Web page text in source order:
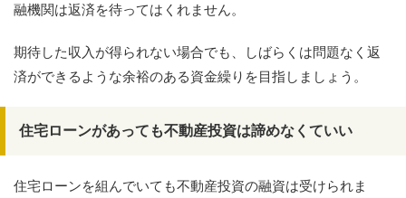
融機関は返済を待ってはくれません。
期待した収入が得られない場合でも、しばらくは問題なく返
済ができるような余裕のある資金繰りを目指しましょう。
住宅ローンがあっても不動産投資は諦めなくていい
住宅ローンを組んでいても不動産投資の融資は受けられま